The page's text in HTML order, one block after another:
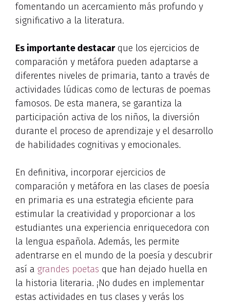
fomentando un acercamiento más profundo y
significativo a la literatura.
Es importante destacarque los ejercicios de
comparación y metáfora pueden adaptarse a
diferentes niveles de primaria, tanto a través de
actividades lúdicas como de lecturas de poemas
famosos. De esta manera, se garantiza la
participación activa de los niños, la diversión
durante el proceso de aprendizaje y el desarrollo
de habilidades cognitivas y emocionales.
En definitiva, incorporar ejercicios de
comparación y metáfora en las clases de poesía
en primaria es una estrategia eficiente para
estimular la creatividad y proporcionar a los
estudiantes una experiencia enriquecedora con
la lengua española. Además, les permite
adentrarse en el mundo de la poesía y descubrir
así a grandes poetas que han dejado huella en
la historia literaria. ¡No dudes en implementar
estas actividades en tus clases y verás los